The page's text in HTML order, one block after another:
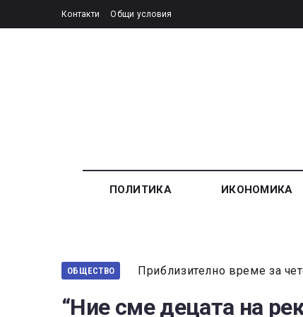
Контакти Общи условия
ПОЛИТИКА ИКОНОМИКА
ОБЩЕСТВО Приблизително време за
“Ние сме децата на